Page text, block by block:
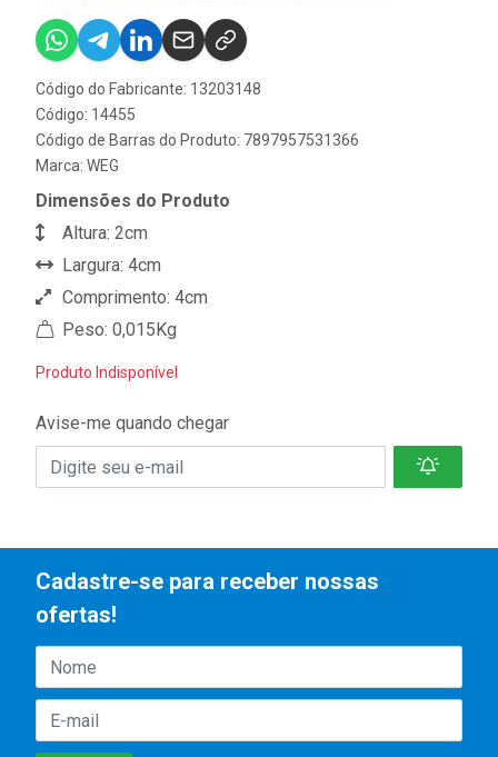
Código do Fabricante: 13203148
Código: 14455
Código de Barras do Produto: 7897957531366
Marca: WEG
Dimensões do Produto
Altura: 2cm
Largura: 4cm
Comprimento: 4cm
Peso: 0,015Kg
Produto Indisponível
Avise-me quando chegar
Cadastre-se para receber nossas
ofertas!